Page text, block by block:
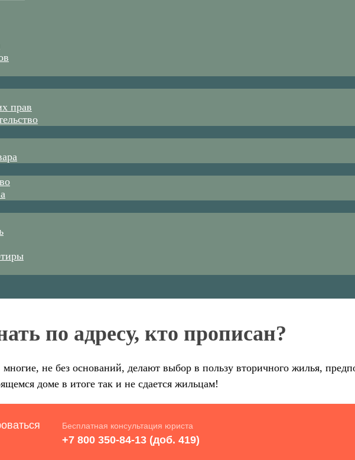
прав
по адресу, кто прописан?
многие, не без оснований, делают выбор в пользу вторичного жилья,
доме в итоге так и не сдается жильцам!